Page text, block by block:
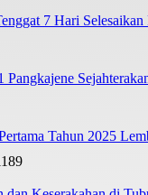
7 Hari
Tahun 2025